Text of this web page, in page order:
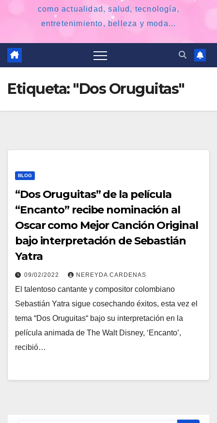
como actualidad, salud, tecnología,
entretenimiento, belleza y moda...
Etiqueta: "Dos Oruguitas"
BLOG
“Dos Oruguitas” de la película
“Encanto” recibe nominación al
Oscar como Mejor Canción Original
bajo interpretación de Sebastián
Yatra
09/02/2022 NEREYDA CARDENAS
El talentoso cantante y compositor colombiano
Sebastián Yatra sigue cosechando éxitos, esta vez el
tema “Dos Oruguitas“ bajo su interpretación en la
película animada de The Walt Disney, ‘Encanto’,
recibió…